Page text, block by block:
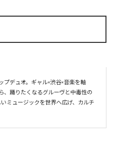
プデュオ。ギャル×渋谷×音楽を軸
、踊りたくなるグルーヴと中毒性の
ミュージックを世界へ広げ、カルチ